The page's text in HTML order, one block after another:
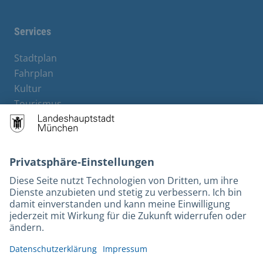
Services
Stadtplan
Fahrplan
Kultur
Tourismus
M-Strom
Bürgerservice
Kontakt
Barrierefreiheit
Leichte Sprache
Gebärdensprache